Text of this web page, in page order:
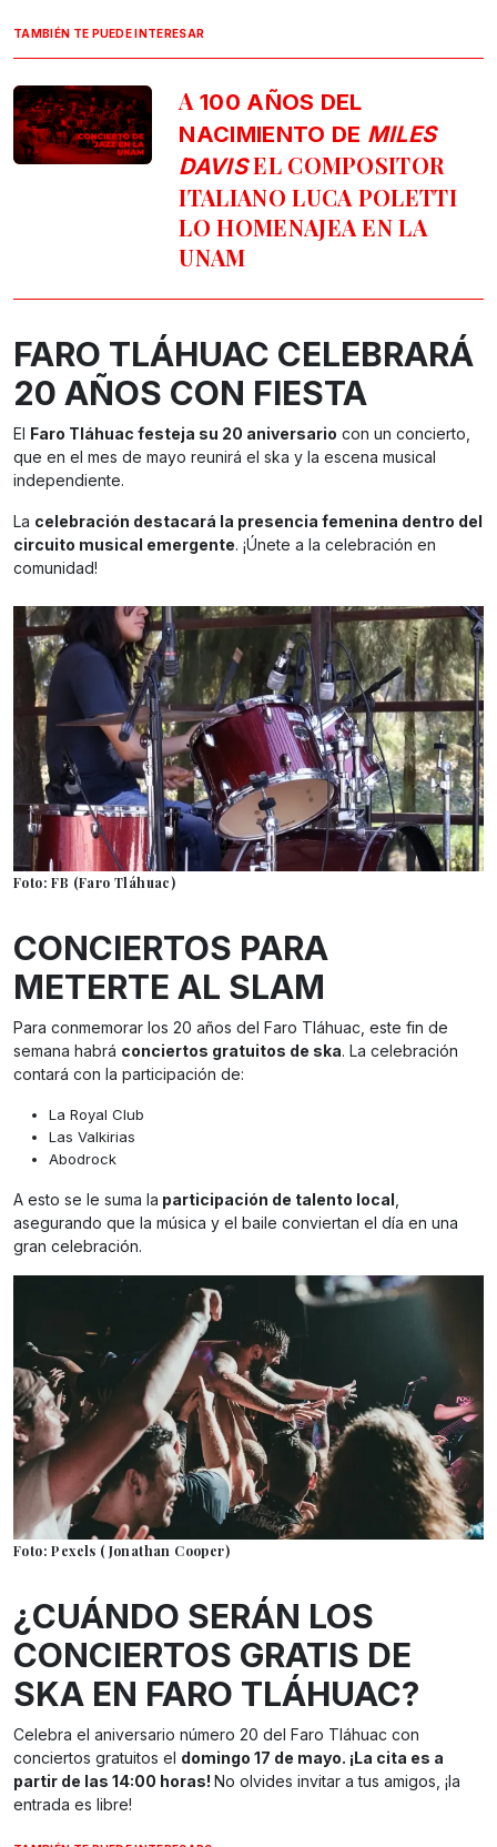
TAMBIÉN TE PUEDE INTERESAR
A 100 AÑOS DEL
NACIMIENTO DE MILES
DAVISEL COMPOSITOR
ITALIANO LUCA POLETTI
LO HOMENAJEA EN LA
UNAM
FARO TLÁHUAC CELEBRARÁ
20 AÑOS CON FIESTA
El Faro Tláhuac festeja su 20 aniversario con un concierto,
que en el mes de mayo reunirá el ska y la escena musical
independiente.
La celebración destacará la presencia femenina dentro del
circuito musical emergente. ¡Únete a la celebración en
comunidad!
Foto: FB (Faro Tláhuac)
CONCIERTOS PARA
METERTE AL SLAM
Para conmemorar los 20 años del Faro Tláhuac, este fin de
semana habrá conciertos gratuitos de ska. La celebración
contará con la participación de:
La Royal Club
Las Valkirias
Abodrock
A esto se le suma la participación de talento local
asegurando que la música y el baile conviertan el día en una
gran celebración.
Foto: Pexels (Jonathan Cooper)
¿CUÁNDO SERÁN LOS
CONCIERTOS GRATIS DE
SKA EN FARO TLÁHUAC?
Celebra el aniversario número 20 del Faro Tláhuac con
conciertos gratuitos el domingo 17 de mayo. ¡La cita es a
partir de las 14:00 horas! No olvides invitar a tus amigos, ¡la
entrada es libre!